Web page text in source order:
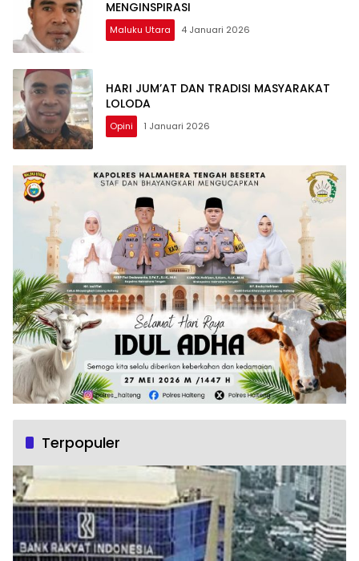
MENGINSPIRASI
Maluku Utara 4 Januari 2026
HARI JUM’AT DAN TRADISI MASYARAKAT
LOLODA
Opini 1 Januari 2026
Terpopuler